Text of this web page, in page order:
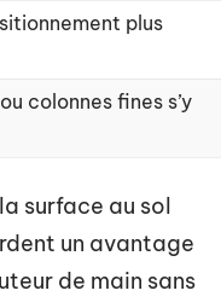
plus
colonnes fines s’y
surface au sol
un avantage
de main sans